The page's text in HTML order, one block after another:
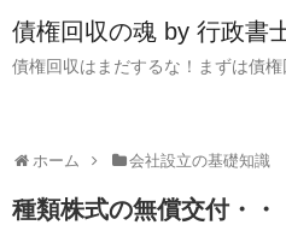
債権回収の魂 by 行政書
債権回収はまだするな！まずは債権
ホーム 会社設立の基礎知識
種類株式の無償交付・・